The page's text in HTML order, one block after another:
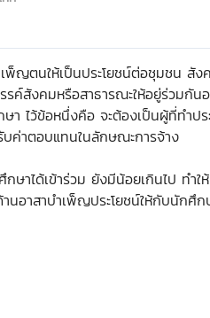
ญตนให้เป็นประโยชน์ต่อชุมชน สั
รค์สังคมหรือสาธารณะให้อยู่ร่วม
ไว้ข้อหนึ่งคือ จะต้องเป็นผู้ที่ทำป
บค่าตอบแทนในลักษณะการจ้าง
ษาได้เข้าร่วม ยังมีน้อยเกินไป ท
อาสาบำเพ็ญประโยชน์ให้กับนัก